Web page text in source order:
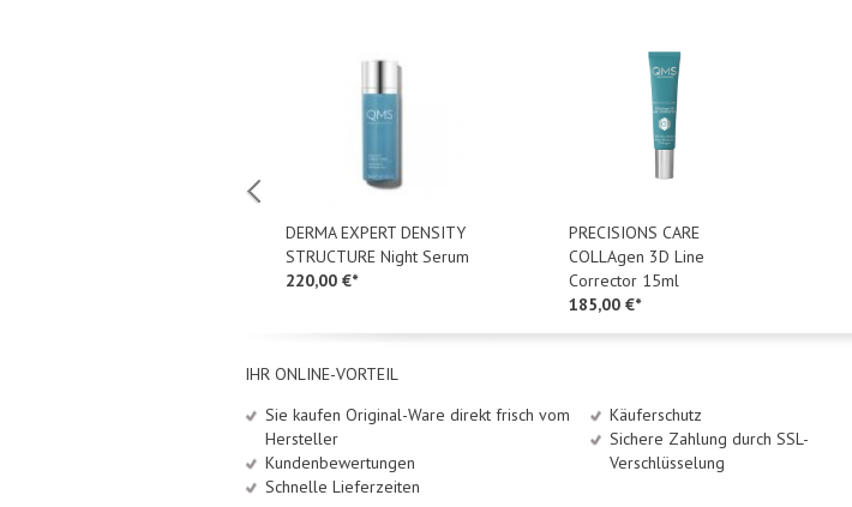
DERMA EXPERT DENSITY
STRUCTURE Night Serum
220,00 €*
PRECISIONS CARE
COLLAgen 3D Line
Corrector 15ml
185,00 €*
IHR ONLINE-VORTEIL
Sie kaufen Original-Ware direkt frisch vom
Hersteller
Kundenbewertungen
Schnelle Lieferzeiten
Käuferschutz
Sichere Zahlung durch SSL-
Verschlüsselung